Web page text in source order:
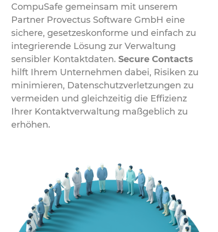
CompuSafe gemeinsam mit unserem
Partner Provectus Software GmbH eine
sichere, gesetzeskonforme und einfach zu
integrierende Lösung zur Verwaltung
sensibler Kontaktdaten. Secure Contacts
hilft Ihrem Unternehmen dabei, Risiken zu
minimieren, Datenschutzverletzungen zu
vermeiden und gleichzeitig die Effizienz
Ihrer Kontaktverwaltung maßgeblich zu
erhöhen.